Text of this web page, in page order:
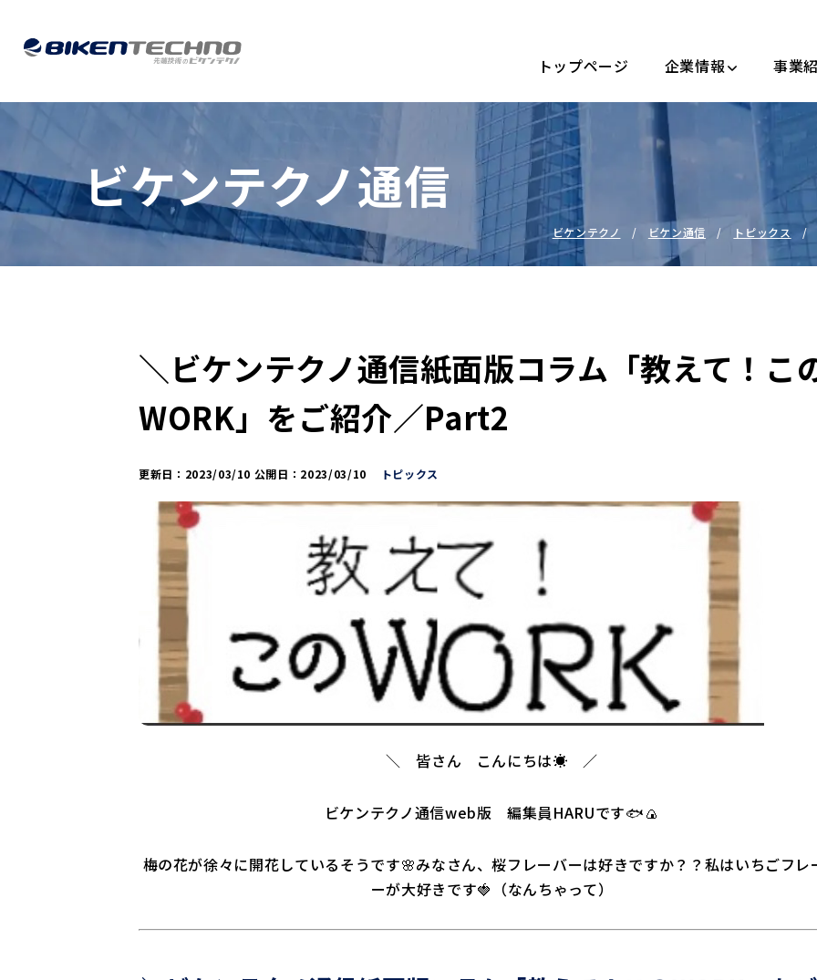
トップページ 企業情報 事業
ビケンテクノ通信
ビケンテクノ ビケン通信 トピックス
＼ビケンテクノ通信紙面版コラム「教えて！こ
WORK」をご紹介／Part2
更新日： 2023/03/10 公開日： 2023/03/10 トピックス
＼ 皆さん こんにちは☀ ／
ビケンテクノ通信web版 編集員HARUです🐟🍙
梅の花が徐々に開花しているそうです🌸みなさん、桜フレーバーは好きですか？？私はいちごフレ
ーが大好きです🍓（なんちゃって）